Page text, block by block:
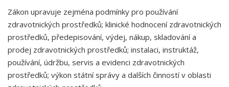
Zákon upravuje zejména podmínky pro používání
zdravotnických prostředků; klinické hodnocení zdravotnických
prostředků, předepisování, výdej, nákup, skladování a
prodej zdravotnických prostředků; instalaci, instruktáž,
používání, údržbu, servis a evidenci zdravotnických
prostředků; výkon státní správy a dalších činností v oblasti